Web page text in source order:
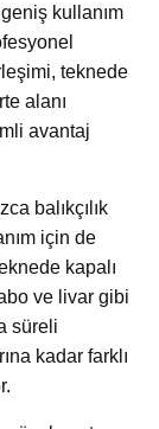
kullanım
teknede
alanı
avantaj
balıkçılık
için de
kapalı
ve livar gibi
süreli
kadar farklı